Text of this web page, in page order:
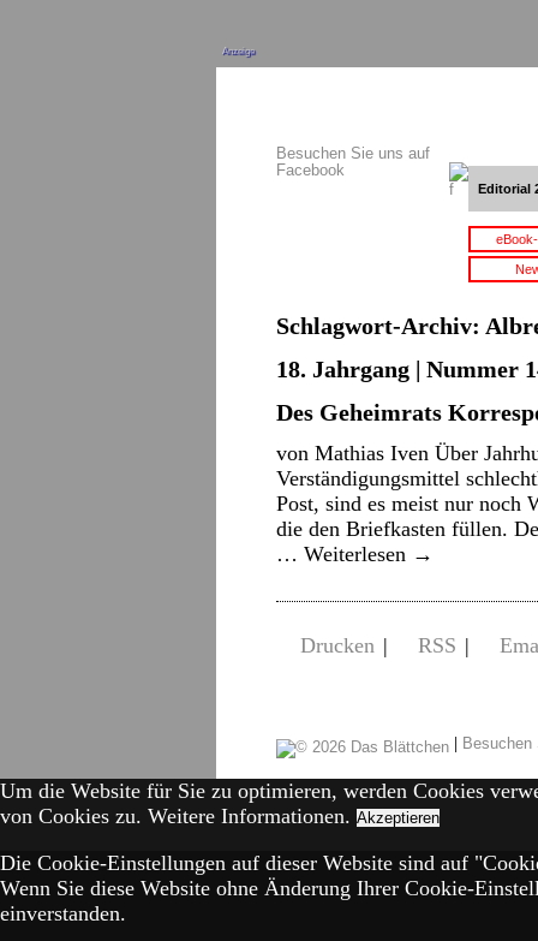
Anzeige
Besuchen Sie uns auf
Facebook
Editorial
Schlagwort-Archiv:
18. Jahrgang | Nummer
Des Geheimrats
von Mathias Iven Über
Verständigungsmittel
Post, sind es meist nur noch
die den Briefkasten füllen.
… Weiterlesen →
Drucken | RSS |
|
Um die Website für Sie zu optimieren, werden Cookies
von Cookies zu. Weitere Informationen. Akzeptieren
Die Cookie-Einstellungen auf dieser Website sind auf
Wenn Sie diese Website ohne Änderung Ihrer Cookie-
einverstanden.